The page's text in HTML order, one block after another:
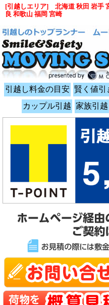
引越し料金の目安 賢く値引
カップル引越 家族引越
[引越しエリア] 北海道 秋田 岩手
良 和歌山 福岡 宮崎